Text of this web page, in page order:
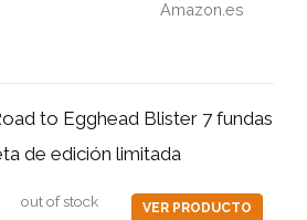
Amazon.es
to Egghead Blister 7 fundas
de edición limitada
out of stock VER PRODUCTO